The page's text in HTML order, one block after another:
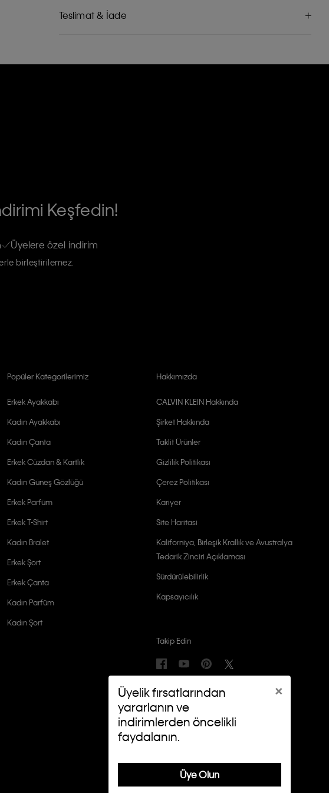
×
Üyelik fırsatlarından
yararlanın ve
indirimlerden öncelikli
faydalanın.
Üye Olun
Teslimat & İade
Keşfedin!
Üyelere özel indirim
birleştirilemez.
Popüler Kategorilerimiz
Erkek Ayakkabı
Kadın Ayakkabı
Kadın Çanta
Erkek Cüzdan & Kartlık
Kadın Güneş Gözlüğü
Erkek Parfüm
Erkek T-Shirt
Kadın Bralet
Erkek Şort
Erkek Çanta
Kadın Parfüm
Kadın Şort
Hakkımızda
CALVIN KLEIN Hakkında
Şirket Hakkında
Taklit Ürünler
Gizlilik Politikası
Çerez Politikası
Kariyer
Site Haritasi
Kaliforniya, Birleşik Krallık ve Avustralya
Tedarik Zinciri Açıklaması
Sürdürülebilirlik
Kapsayıcılık
Takip Edin